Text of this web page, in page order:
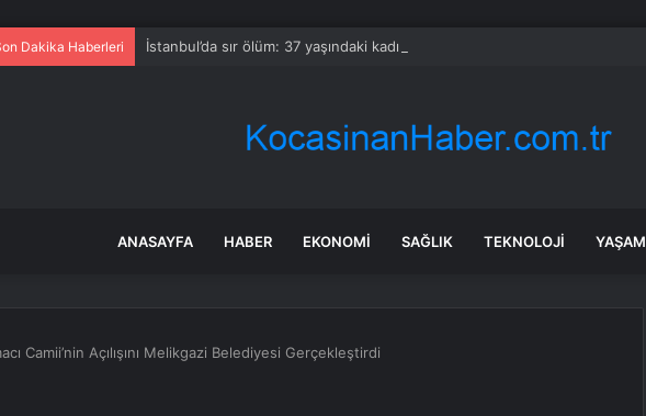
Dakika Haberleri İstanbul’da sır ölüm: 37 yaşındaki kadın savcının evinde ölü bulundu!
ANASAYFA HABER EKONOMI SAĞLIK TEKNOLOJI YAŞAM
Camii’nin Açılışını Melikgazi Belediyesi Gerçekleştirdi